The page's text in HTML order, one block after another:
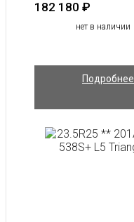
182 180 ₽
нет в наличии
Подробнее